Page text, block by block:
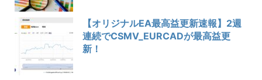
【オリジナルEA最高益更新速報】2週
連続でCSMV_EURCADが最高益更
新！